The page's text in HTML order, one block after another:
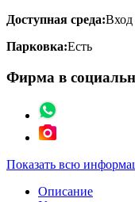
Доступная среда:Вход
Парковка:Есть
Фирма в
Показать всю
Описание